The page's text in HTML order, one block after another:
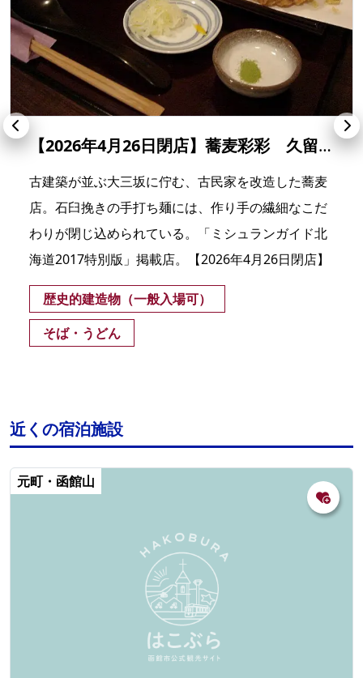
【2026年4月26日閉店】蕎麦彩彩 久留葉
古建築が並ぶ大三坂に佇む、古民家を改造した蕎麦
店。石臼挽きの手打ち麺には、作り手の繊細なこだ
わりが閉じ込められている。「ミシュランガイド北
海道2017特別版」掲載店。【2026年4月26日閉店】
歴史的建造物（一般入場可）
そば・うどん
近くの宿泊施設
元町・函館山